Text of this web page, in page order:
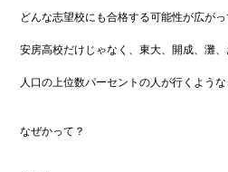
どんな志望校にも合格する可能性が広がっ
安房高校だけじゃなく、東大、開成、灘
人口の上位数パーセントの人が行くような
なぜかって？